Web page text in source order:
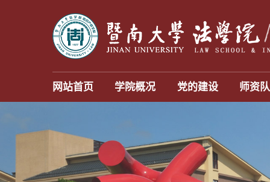
网站首页 学院概况 党的建设 师资